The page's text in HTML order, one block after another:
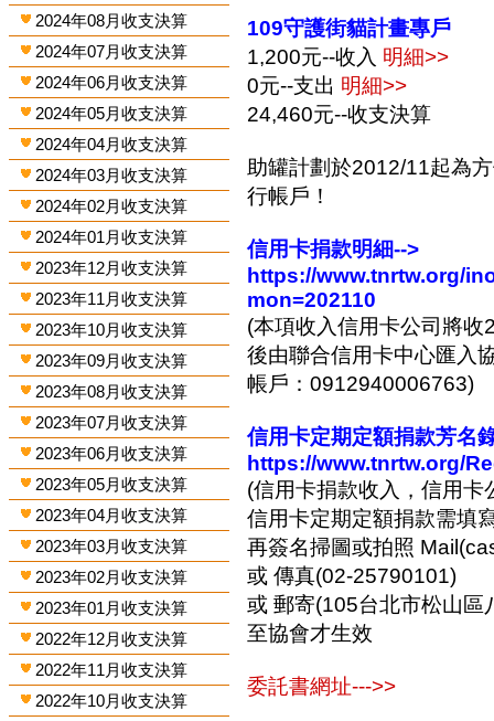
2024年08月收支決算
2024年07月收支決算
2024年06月收支決算
2024年05月收支決算
2024年04月收支決算
2024年03月收支決算
2024年02月收支決算
2024年01月收支決算
2023年12月收支決算
2023年11月收支決算
2023年10月收支決算
2023年09月收支決算
2023年08月收支決算
2023年07月收支決算
2023年06月收支決算
2023年05月收支決算
2023年04月收支決算
2023年03月收支決算
2023年02月收支決算
2023年01月收支決算
2022年12月收支決算
2022年11月收支決算
2022年10月收支決算
109守護街貓計畫專戶
1,200元--收入 明細>>
0元--支出 明細>>
24,460元--收支決算
助罐計劃於2012/11起為
行帳戶！
信用卡捐款明細-->
https://www.tnrtw.org/
mon=202110
(本項收入信用卡公司將
後由聯合信用卡中心匯入
帳戶：0912940006763)
信用卡定期定額捐款芳名
https://www.tnrtw.org/
(信用卡捐款收入，信用
信用卡定期定額捐款需填
再簽名掃圖或拍照
或 傳真(02-25790101)
或 郵寄(105台北市松山
至協會才生效
委託書網址--->>